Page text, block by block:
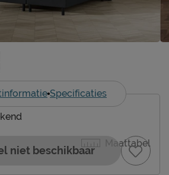
Specificaties
Maattabel
niet beschikbaar